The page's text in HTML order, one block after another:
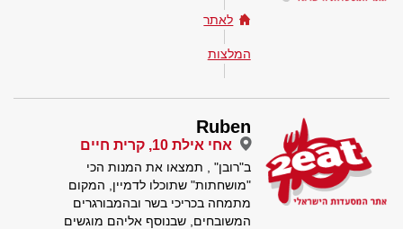
לאתר
המלצות
Ruben
אחי אילת 10, קרית חיים
ב"רובן" , תמצאו את המנות הכי
"מושחתות" שתוכלו לדמיין, המקום
מתמחה בכריכי בשר ובהמבורגרים
המשובחים, שבנוסף אליהם מוגשים